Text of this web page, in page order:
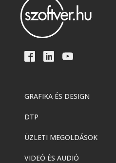
GRAFIKA ÉS DESIGN
DTP
ÜZLETI MEGOLDÁSOK
VIDEÓ ÉS AUDIÓ